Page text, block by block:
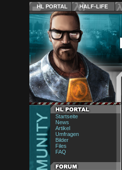
HL PORTAL HALF-LIFE
Startseite
News
Artikel
Umfragen
Bilder
Files
FAQ